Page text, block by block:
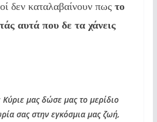
δεν καταλαβαίνουν πως το
αυτά που δε τα χάνεις
μας δώσε μας το μερίδιο
σας στην εγκόσμια μας ζωή,